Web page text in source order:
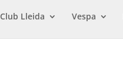
Club Lleida Vespa